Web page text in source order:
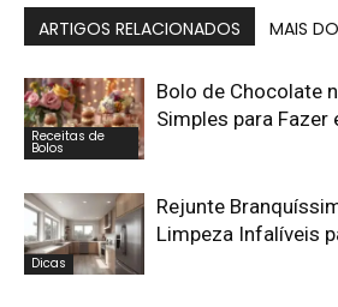
ARTIGOS RELACIONADOS MAIS
Receitas de
Bolos
Bolo de Chocolate
Simples para Fazer
Dicas
Rejunte
Limpeza Infalíveis